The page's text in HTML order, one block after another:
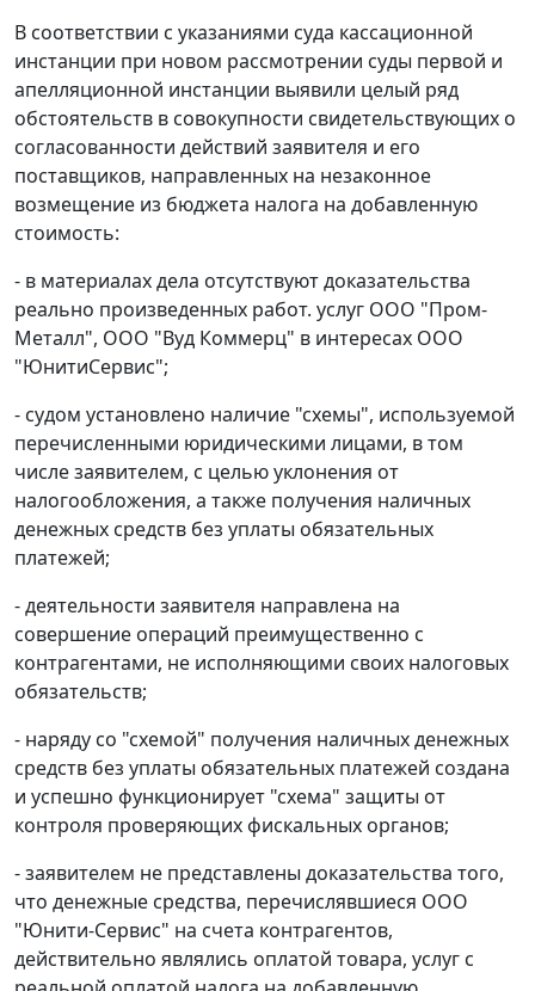
В соответствии с указаниями суда кассационной
инстанции при новом рассмотрении суды первой и
апелляционной инстанции выявили целый ряд
обстоятельств в совокупности свидетельствующих о
согласованности действий заявителя и его
поставщиков, направленных на незаконное
возмещение из бюджета налога на добавленную
стоимость:
- в материалах дела отсутствуют доказательства
реально произведенных работ. услуг ООО "Пром-
Металл", ООО "Вуд Коммерц" в интересах ООО
"ЮнитиСервис";
- судом установлено наличие "схемы", используемой
перечисленными юридическими лицами, в том
числе заявителем, с целью уклонения от
налогообложения, а также получения наличных
денежных средств без уплаты обязательных
платежей;
- деятельности заявителя направлена на
совершение операций преимущественно с
контрагентами, не исполняющими своих налоговых
обязательств;
- наряду со "схемой" получения наличных денежных
средств без уплаты обязательных платежей создана
и успешно функционирует "схема" защиты от
контроля проверяющих фискальных органов;
- заявителем не представлены доказательства того,
что денежные средства, перечислявшиеся ООО
"Юнити-Сервис" на счета контрагентов,
действительно являлись оплатой товара, услуг с